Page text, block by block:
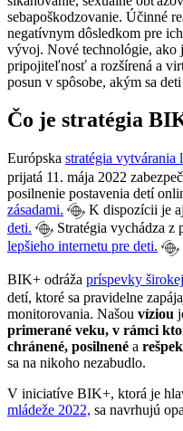
sebapoškodzovanie. Účinné
negatívnym dôsledkom pre
vývoj. Nové technológie, ako
pripojiteľnosť a rozšírená a
posun v spôsobe, akým sa
Čo je stratégia
Európska stratégia
prijatá 11. mája 2022
posilnenie postavenia detí
zásadami.
K dispozícii je aj
deti.
Stratégia vychádza z
lepšieho internetu pre deti.
BIK+ odráža príspevky
detí, ktoré sa pravidelne
monitorovania. Našou víziou
primerané veku, v rámci
chránené, posilnené a
sa na nikoho nezabudlo.
V iniciatíve BIK+, ktorá je
mládeže 2022, sa navrhujú